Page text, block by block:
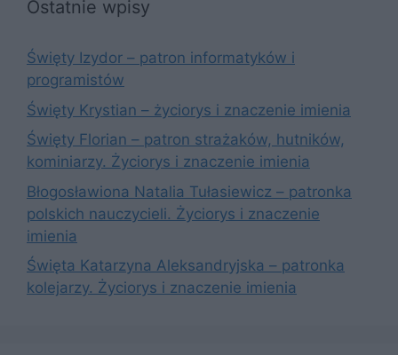
Ostatnie wpisy
Święty Izydor – patron informatyków i
programistów
Święty Krystian – życiorys i znaczenie imienia
Święty Florian – patron strażaków, hutników,
kominiarzy. Życiorys i znaczenie imienia
Błogosławiona Natalia Tułasiewicz – patronka
polskich nauczycieli. Życiorys i znaczenie
imienia
Święta Katarzyna Aleksandryjska – patronka
kolejarzy. Życiorys i znaczenie imienia